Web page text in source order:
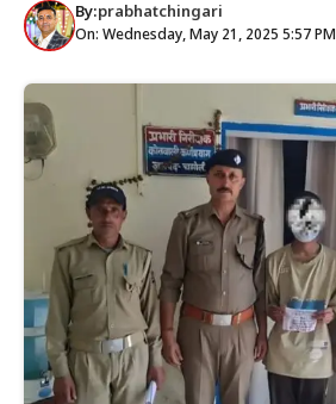
By:prabhatchingari
On: Wednesday, May 21, 2025 5:57 PM